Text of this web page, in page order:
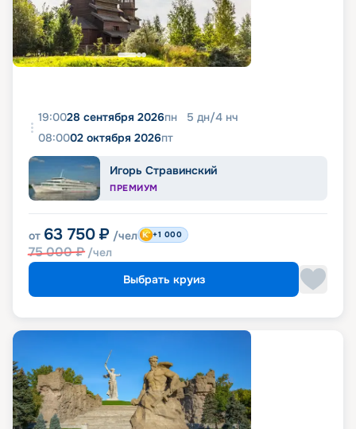
19:0028 сентября 2026пн 5 дн/4 нч
08:0002 октября 2026пт
Игорь Стравинский
ПРЕМИУМ
от 63 750 ₽ /чел
75 000₽ /чел
+1 000
Выбрать круиз